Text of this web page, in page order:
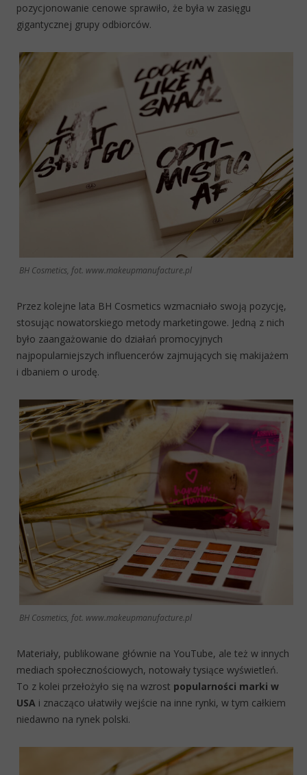
pozycjonowanie cenowe sprawiło, że była w zasięgu
gigantycznej grupy odbiorców.
BH Cosmetics, fot. www.makeupmanufacture.pl
Przez kolejne lata BH Cosmetics wzmacniało swoją pozycję,
stosując nowatorskiego metody marketingowe. Jedną z nich
było zaangażowanie do działań promocyjnych
najpopularniejszych influencerów zajmujących się makijażem
i dbaniem o urodę.
BH Cosmetics, fot. www.makeupmanufacture.pl
Materiały, publikowane głównie na YouTube, ale też w innych
mediach społecznościowych, notowały tysiące wyświetleń.
To z kolei przełożyło się na wzrost popularności marki w
USA i znacząco ułatwiły wejście na inne rynki, w tym całkiem
niedawno na rynek polski.